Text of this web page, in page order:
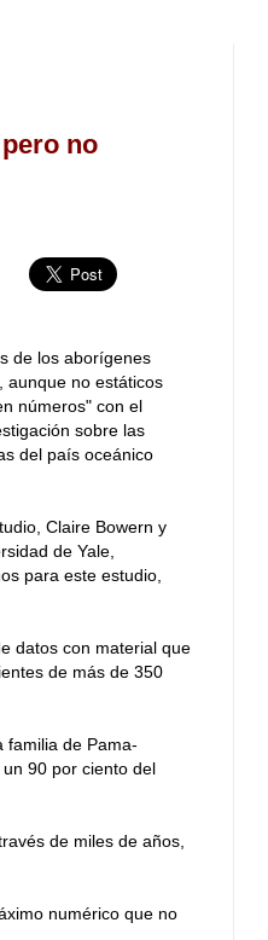
no
de los aborígenes
aunque no estáticos
números" con el
sobre las
del país oceánico
Claire Bowern y
de Yale,
para este estudio,
datos con material que
de más de 350
familia de Pama-
90 por ciento del
de miles de años,
numérico que no